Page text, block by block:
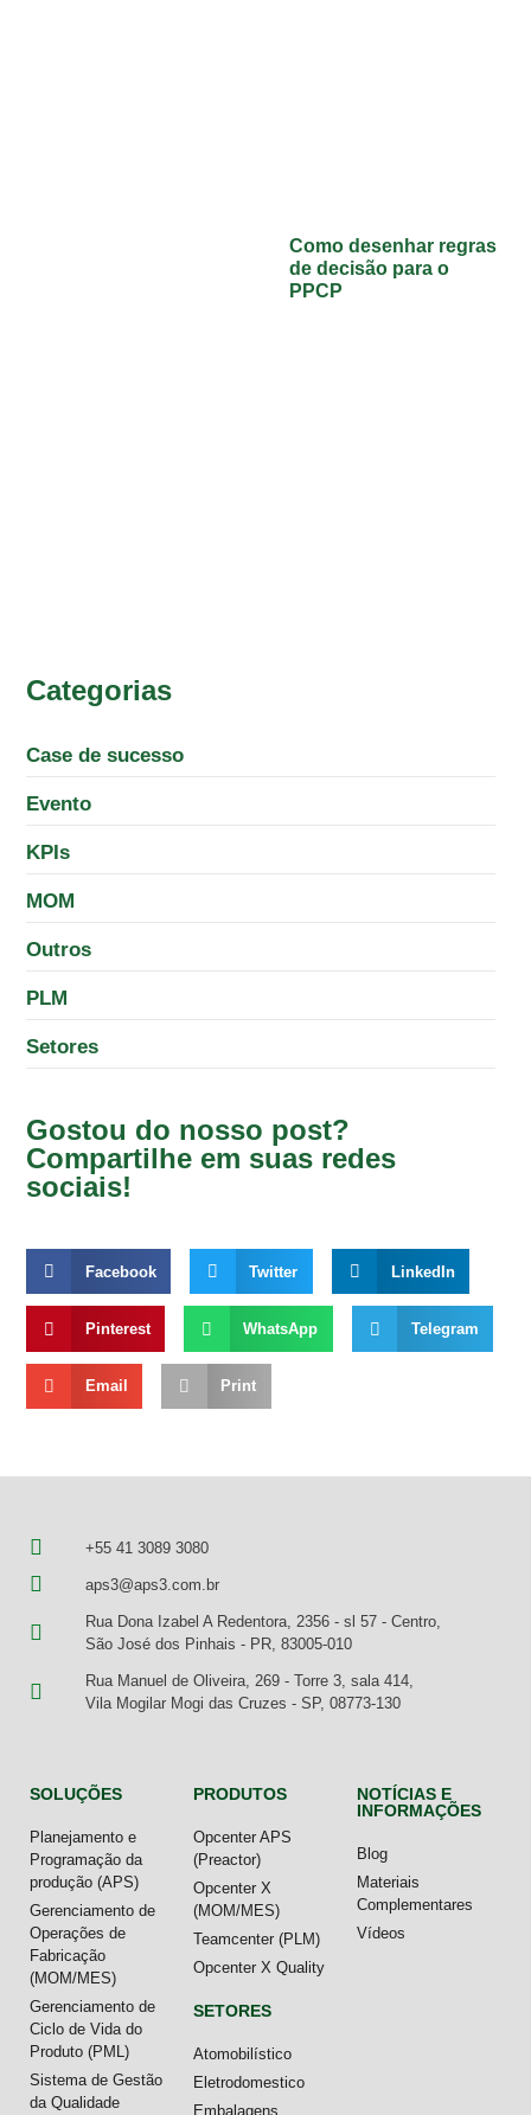
Como desenhar regras
de decisão para o
PPCP
Categorias
Case de sucesso
Evento
KPIs
MOM
Outros
PLM
Setores
Gostou do nosso post?
Compartilhe em suas redes
sociais!
Facebook Twitter LinkedIn
Pinterest WhatsApp Telegram
Email Print
+55 41 3089 3080
aps3@aps3.com.br
Rua Dona Izabel A Redentora, 2356 - sl 57 - Centro,
São José dos Pinhais - PR, 83005-010
Rua Manuel de Oliveira, 269 - Torre 3, sala 414,
Vila Mogilar Mogi das Cruzes - SP, 08773-130
SOLUÇÕES
Planejamento e
Programação da
produção (APS)
Gerenciamento de
Operações de
Fabricação
(MOM/MES)
Gerenciamento de
Ciclo de Vida do
Produto (PML)
Sistema de Gestão
da Qualidade
PRODUTOS
Opcenter APS
(Preactor)
Opcenter X
(MOM/MES)
Teamcenter (PLM)
Opcenter X Quality
SETORES
Atomobilístico
Eletrodomestico
Embalagens
NOTÍCIAS E
INFORMAÇÕES
Blog
Materiais
Complementares
Vídeos